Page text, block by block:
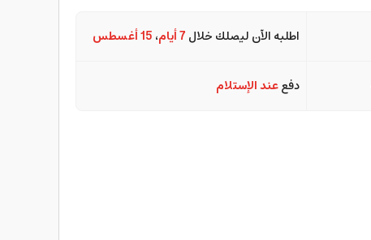
اطلبه الآن ليصلك خلال 7 أيام ، 15 أغسطس
دفععند الإستلام